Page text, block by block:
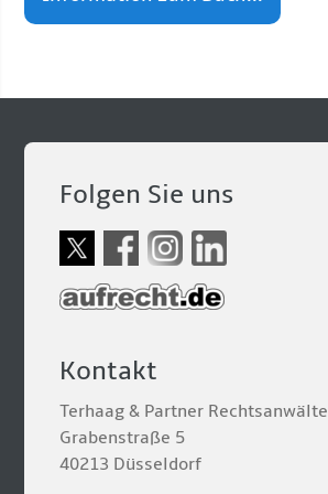
Folgen Sie uns
Kontakt
Terhaag & Partner Rechtsanwälte
Grabenstraße 5
40213 Düsseldorf